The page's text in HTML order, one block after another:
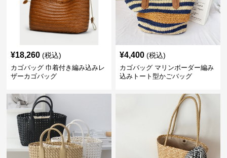
¥18,260 (税込)
カゴバッグ 巾着付き編み込みレ
ザーカゴバッグ
¥4,400 (税込)
カゴバッグ マリンボーダー編み
込みトート型かごバッグ